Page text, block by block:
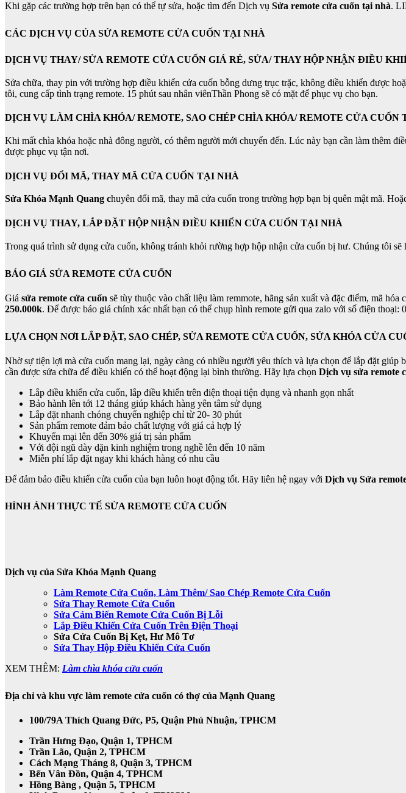
Khi gặp các trường hợp trên bạn có thể tự sửa, hoặc tìm đến Dịch vụ Sửa remote cửa cuốn tại nhà.
CÁC DỊCH VỤ CỦA SỬA REMOTE CỬA CUỐN TẠI NHÀ
DỊCH VỤ THAY/ SỬA REMOTE CỬA CUỐN GIÁ RẺ, SỬA/ THAY HỘP NHẬN ĐIỀU
Sửa chữa, thay pin với trường hợp điều khiển cửa cuốn bỗng dưng trục trặc, không điều khiển được
tôi, cung cấp tình trạng remote. 15 phút sau nhân viênThần Phong sẽ có mặt để phục vụ cho bạn.
DỊCH VỤ LÀM CHÌA KHÓA/ REMOTE, SAO CHÉP CHÌA KHÓA/ REMOTE CỬA CUỐN
Khi mất chìa khóa hoặc nhà đông người, có thêm người mới chuyển đến. Lúc này bạn cần làm thêm
được phục vụ tận nơi.
DỊCH VỤ ĐỔI MÃ, THAY MÃ CỬA CUỐN TẠI NHÀ
Sửa Khóa Mạnh Quang chuyên đổi mã, thay mã cửa cuốn trong trường hợp bạn bị quên mật mã.
DỊCH VỤ THAY, LẮP ĐẶT HỘP NHẬN ĐIỀU KHIỂN CỬA CUỐN TẠI NHÀ
Trong quá trình sử dụng cửa cuốn, không tránh khỏi rường hợp hộp nhận cửa cuốn bị hư. Chúng tôi
BÁO GIÁ SỬA REMOTE CỬA CUỐN
Giá sửa remote cửa cuốn sẽ tùy thuộc vào chất liệu làm remmote, hãng sản xuất và đặc điểm, mã
250.000k. Để được báo giá chính xác nhất bạn có thể chụp hình remote gửi qua zalo với số điện thoại:
LỰA CHỌN NƠI LẮP ĐẶT, SAO CHÉP, SỬA REMOTE CỬA CUỐN, SỬA KHÓA CỬA
Nhờ sự tiện lợi mà cửa cuốn mang lại, ngày càng có nhiều người yêu thích và lựa chọn để lắp đặt
cần được sửa chữa để điều khiển có thể hoạt động lại bình thường. Hãy lựa chọn Dịch vụ sửa remote
Lắp điều khiển cửa cuốn, lắp điều khiển trên điện thoại tiện dụng và nhanh gọn nhất
Bảo hành lên tới 12 tháng giúp khách hàng yên tâm sử dụng
Lắp đặt nhanh chóng chuyển nghiệp chỉ từ 20- 30 phút
Sản phẩm remote đảm bảo chất lượng với giá cả hợp lý
Khuyến mại lên đến 30% giá trị sản phẩm
Với đội ngũ dày dặn kinh nghiệm trong nghề lên đến 10 năm
Miễn phí lắp đặt ngay khi khách hàng có nhu cầu
Để đảm bảo điều khiển cửa cuốn của bạn luôn hoạt động tốt. Hãy liên hệ ngay với Dịch vụ Sửa
HÌNH ẢNH THỰC TẾ SỬA REMOTE CỬA CUỐN
Dịch vụ của Sửa Khóa Mạnh Quang
Làm Remote Cửa Cuốn, Làm Thêm/ Sao Chép Remote Cửa Cuốn
Sửa Thay Remote Cửa Cuốn
Sửa Cảm Biến Remote Cửa Cuốn Bị Lỗi
Lắp Điều Khiển Cửa Cuốn Trên Điện Thoại
Sửa Cửa Cuốn Bị Kẹt, Hư Mô Tơ
Sửa Thay Hộp Điều Khiển Cửa Cuốn
XEM THÊM: Làm chìa khóa cửa cuốn
Địa chỉ và khu vực làm remote cửa cuốn có thợ của Mạnh Quang
100/79A Thích Quang Đức, P5, Quận Phú Nhuận, TPHCM
Trần Hưng Đạo, Quận 1, TPHCM
Trần Lão, Quận 2, TPHCM
Cách Mạng Tháng 8, Quận 3, TPHCM
Bến Vân Đồn, Quận 4, TPHCM
Hồng Bàng , Quận 5, TPHCM